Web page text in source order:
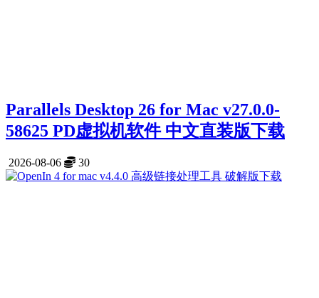
Parallels Desktop 26 for Mac v27.0.0-
58625 PD虚拟机软件 中文直装版下载
2026-08-06 30